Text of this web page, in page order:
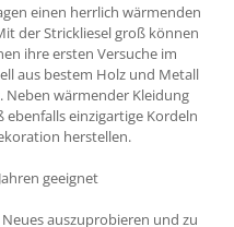
einen herrlich wärmenden
der Strickliesel groß können
ihre ersten Versuche im
aus bestem Holz und Metall
wärmender Kleidung
ebenfalls einzigartige Kordeln
herstellen.
geeignet
auszuprobieren und zu